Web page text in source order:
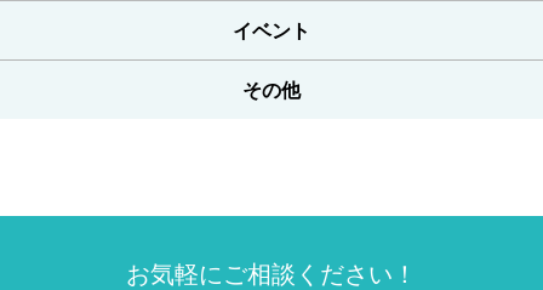
イベント
その他
お気軽にご相談ください！